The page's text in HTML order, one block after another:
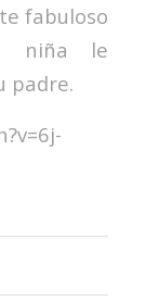
fabuloso
niña le
padre.